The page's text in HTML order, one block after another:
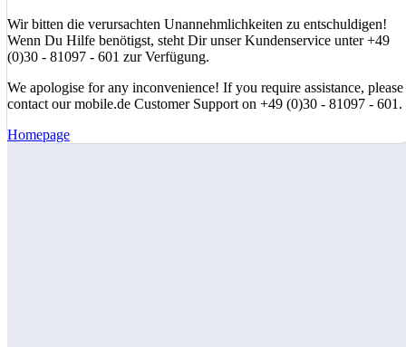
Wir bitten die verursachten Unannehmlichkeiten zu entschuldigen!
Wenn Du Hilfe benötigst, steht Dir unser Kundenservice unter +49
(0)30 - 81097 - 601 zur Verfügung.
We apologise for any inconvenience! If you require assistance, please
contact our mobile.de Customer Support on +49 (0)30 - 81097 - 601.
Homepage